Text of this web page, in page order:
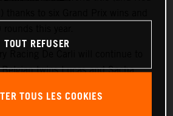
Belgian twins Lucas and Sacha
TOUT REFUSER
TOUS LES COOKIES